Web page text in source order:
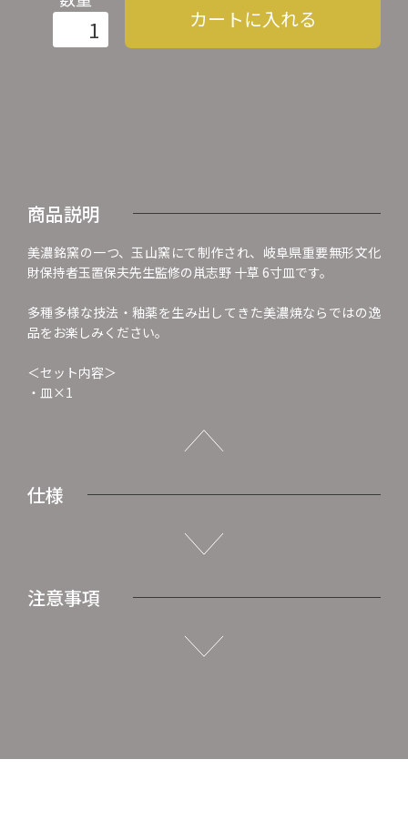
カートに入れる
商品説明
美濃銘窯の一つ、玉山窯にて制作され、岐阜県重要無形文化
財保持者玉置保夫先生監修の鼡志野 十草 6寸皿です。
多種多様な技法・釉薬を生み出してきた美濃焼ならではの逸
品をお楽しみください。
＜セット内容＞
・皿×1
仕様
注意事項